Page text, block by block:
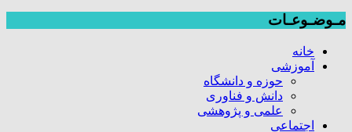
مـوضـوعـات
خانه
آموزشی
حوزه و دانشگاه
دانش و فناوری
علمی و پژوهشی
اجتماعی